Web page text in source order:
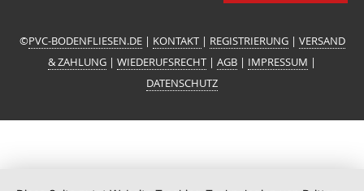
©PVC-BODENFLIESEN.DE| KONTAKT | REGISTRIERUNG| VERSAND
& ZAHLUNG | WIEDERUFSRECHT | AGB | IMPRESSUM |
DATENSCHUTZ